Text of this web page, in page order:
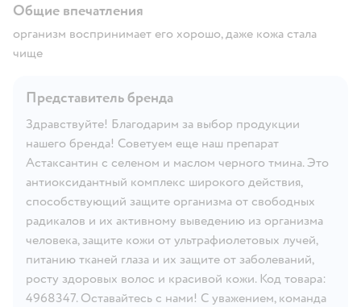
Общие впечатления
организм воспринимает его хорошо, даже кожа стала
чище
Представитель бренда
Здравствуйте! Благодарим за выбор продукции
нашего бренда! Советуем еще наш препарат
Астаксантин с селеном и маслом черного тмина. Это
антиоксидантный комплекс широкого действия,
способствующий защите организма от свободных
радикалов и их активному выведению из организма
человека, защите кожи от ультрафиолетовых лучей,
питанию тканей глаза и их защите от заболеваний,
росту здоровых волос и красивой кожи. Код товара:
4968347. Оставайтесь с нами! С уважением, команда